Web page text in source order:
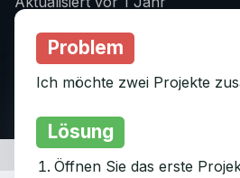
Problem
Ich möchte zwei Projekte
Lösung
Öffnen Sie das erste